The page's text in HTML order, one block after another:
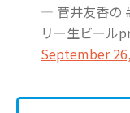
— 菅井友香の
リー生ビール
September